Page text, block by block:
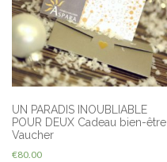
UN PARADIS INOUBLIABLE
POUR DEUX Cadeau bien-être
Vaucher
€80.00